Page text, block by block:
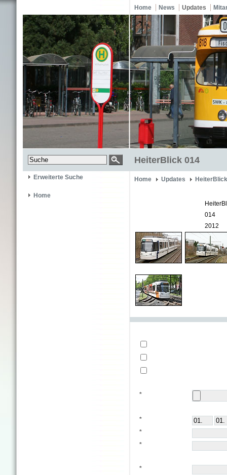
Home News Updates
HeiterBlick 014
Erweiterte Suche
Home
Home Updates
014
2012